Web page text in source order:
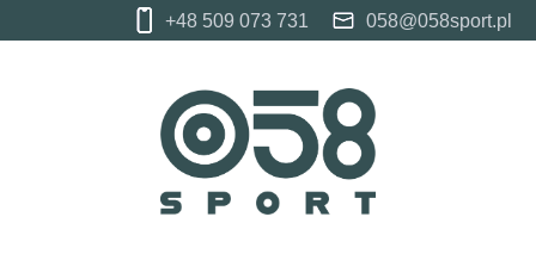
+48 509 073 731 058@058sport.pl